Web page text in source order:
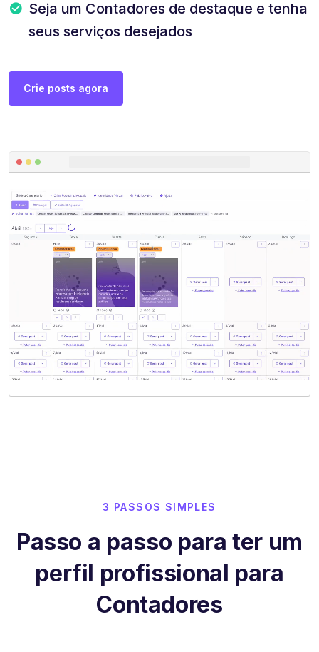
Seja um Contadores de destaque e tenha
seus serviços desejados
Crie posts agora
3 PASSOS SIMPLES
Passo a passo para ter um
perfil profissional para
Contadores